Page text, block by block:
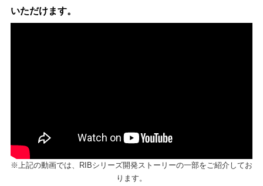
いただけます。
※上記の動画では、RIBシリーズ開発ストーリーの一部をご紹介してお
ります。